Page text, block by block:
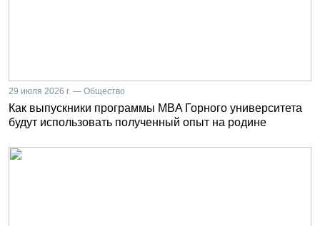
29 июля 2026 г. — Общество
Как выпускники программы MBA Горного университета
будут использовать полученный опыт на родине